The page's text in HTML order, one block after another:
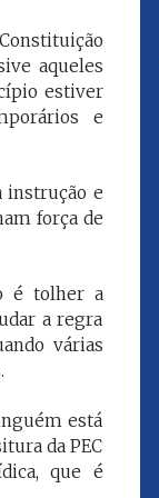
aqueles
estiver
e
instrução e
força de
é tolher a
a regra
várias
está
da PEC
que é
Ministério
em 1992,
exerceu a
geral
TJMA no
2026.